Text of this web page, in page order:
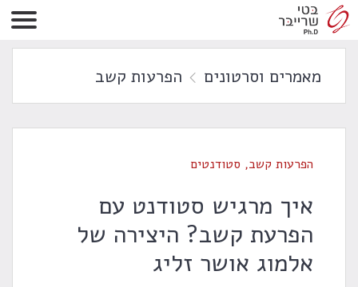
מאמרים וסרטונים הפרעות קשב
הפרעות קשב, סטודנטים
איך מרגיש סטודנט עם
הפרעת קשב? היצירה של
אלמוג אושר זליג